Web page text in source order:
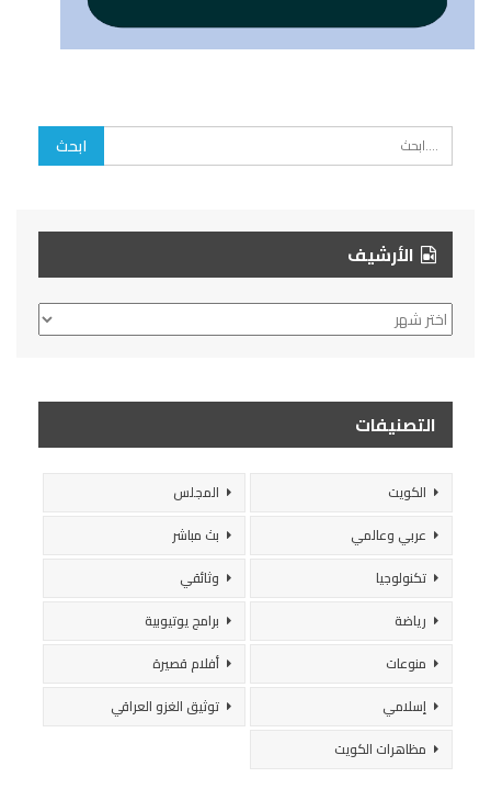
الأرشيف
الأرشيف
التصنيفات
الكويت
المجلس
عربي وعالمي
بث مباشر
تكنولوجيا
وثائقي
رياضة
برامج يوتيوبية
منوعات
أفلام قصيرة
إسلامي
توثيق الغزو العراقي
مظاهرات الكويت